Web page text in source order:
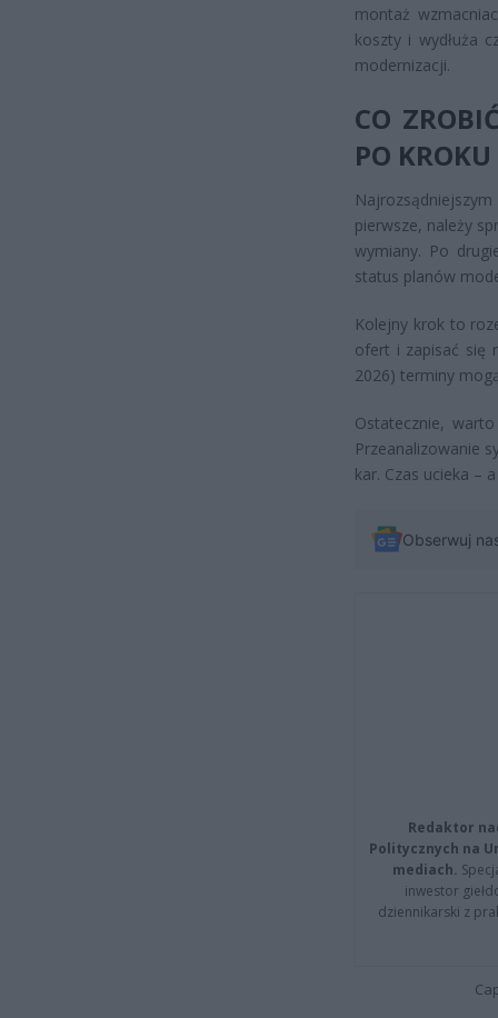
montaż
koszty i wydłuża
modernizacji.
CO
PO KROKU
pierwsze, należy
wymiany. Po
status planów
Kolejny krok to
ofert i zapisać się
2026) terminy
Ostatecznie,
Przeanalizowanie
kar. Czas ucieka –
Obserwuj
Redaktor
Politycznych na
mediach.
inwestor
dziennikarski z